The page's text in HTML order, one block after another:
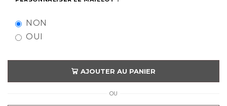
NON
OUI
AJOUTER AU PANIER
OU